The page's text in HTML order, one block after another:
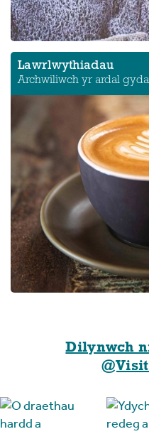
Lawrlwythiadau
Archwiliwch yr ardal
Dilynwch